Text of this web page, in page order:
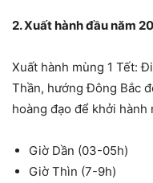
2. Xuất hành đầu năm
Xuất hành mùng 1 Tết:
Thần, hướng Đông Bắc
hoàng đạo để khởi hành
Giờ Dần (03-05h)
Giờ Thìn (7-9h)